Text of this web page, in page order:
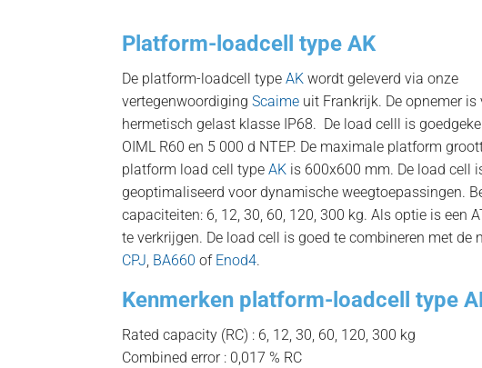
Platform-loadcell type AK
De platform-loadcell type AKwordt geleverd via onze
vertegenwoordigingScaime uit Frankrijk. De opnemer is
hermetisch gelast klasse IP68. De load celll is
OIML R60 en 5 000 d NTEP. De maximale platform
platform load cell typeAK is 600x600 mm. De load cell
geoptimaliseerd voor dynamische weegtoepassingen.
capaciteiten: 6, 12, 30, 60, 120, 300 kg. Als optie is een
te verkrijgen. De load cell is goed te combineren met de
CPJ BA660 of Enod4.
Kenmerken platform-loadcell type
Rated capacity (RC) : 6, 12, 30, 60, 120, 300 kg
Combined error : 0,017 % RC